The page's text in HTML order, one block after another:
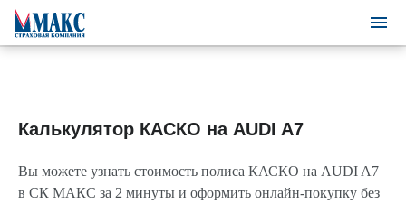
Калькулятор КАСКО на AUDI A7
Вы можете узнать стоимость полиса КАСКО на AUDI A7
в СК МАКС за 2 минуты и оформить онлайн-покупку без